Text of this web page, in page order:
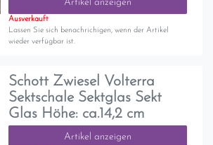
Artikel anzeigen
Ausverkauft
Lassen Sie sich benachrichigen, wenn der Artikel
wieder verfügbar ist.
Schott Zwiesel Volterra
Sektschale Sektglas Sekt
Glas Höhe: ca.14,2 cm
Artikel anzeigen